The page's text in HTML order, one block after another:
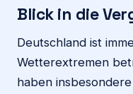
Blick in die
Deutschland ist
Wetterextremen
haben